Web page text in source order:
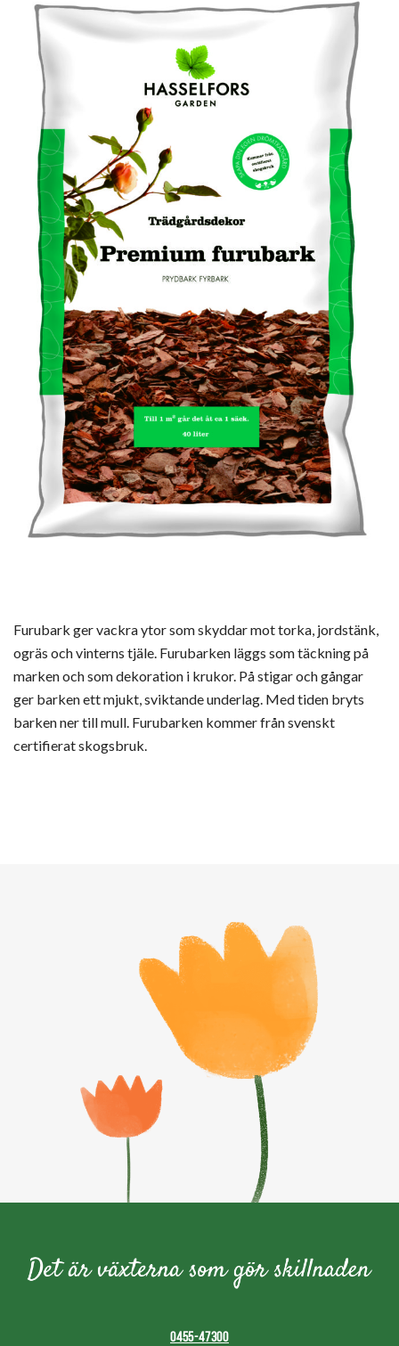
Furubark ger vackra ytor som skyddar mot torka, jordstänk,
ogräs och vinterns tjäle. Furubarken läggs som täckning på
marken och som dekoration i krukor. På stigar och gångar
ger barken ett mjukt, sviktande underlag. Med tiden bryts
barken ner till mull. Furubarken kommer från svenskt
certifierat skogsbruk.
0455-47300